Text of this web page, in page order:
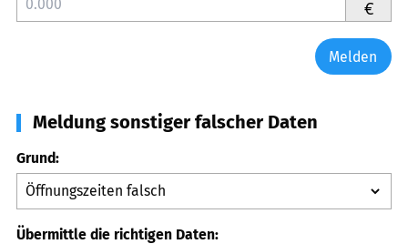
€
Melden
Meldung sonstiger falscher Daten
Grund:
Übermittle die richtigen Daten: